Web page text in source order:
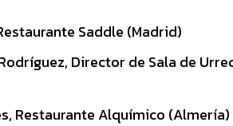
Saddle (Madrid)
Director de Sala de
Restaurante Alquímico (Almería)